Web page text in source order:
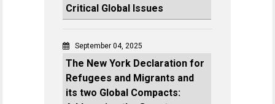
Critical Global Issues
September 04, 2025
The New York Declaration for
Refugees and Migrants and
its two Global Compacts: